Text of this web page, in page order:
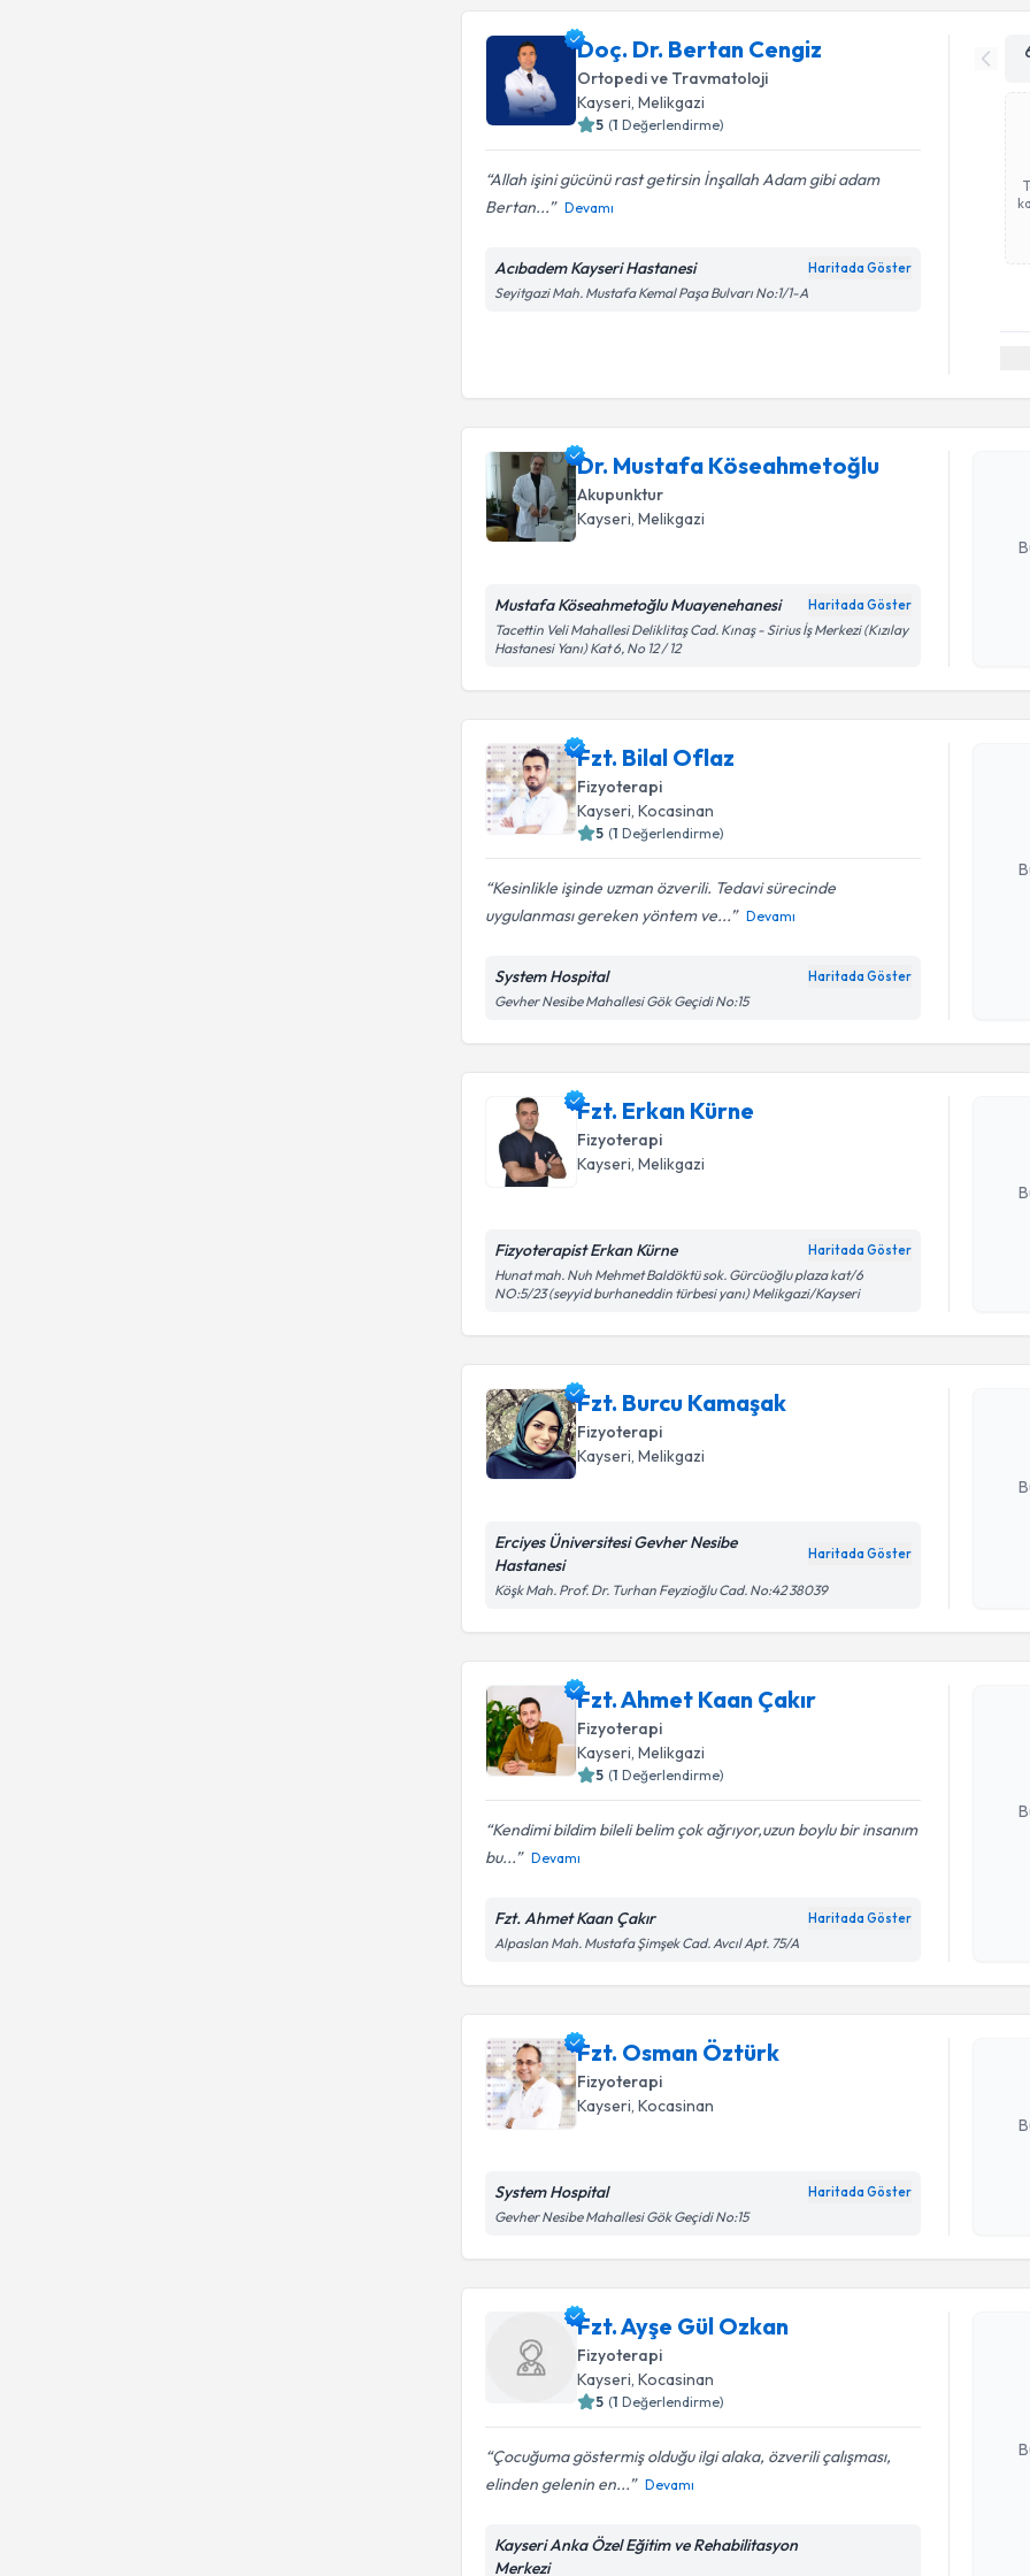
Doç. Dr. Bertan Cengiz
Ortopedi ve Travmatoloji
Kayseri, Melikgazi
5 (1 Değerlendirme)
Allah işini gücünü rast getirsin İnşallah Adam gibi adam
Bertan...
Devamı
Acıbadem Kayseri Hastanesi Haritada Göster
Seyitgazi Mah. Mustafa Kemal Paşa Bulvarı No:1/1-A
Dr. Mustafa Köseahmetoğlu
Akupunktur
Kayseri , Melikgazi
Mustafa Köseahmetoğlu Muayenehanesi Haritada Göster
Tacettin Veli Mahallesi Deliklitaş Cad. Kınaş - Sirius İş Merkezi (Kızılay
Hastanesi Yanı) Kat 6, No 12 / 12
Dr.
oluşturun.
Fzt. Bilal Oflaz
Fizyoterapi
Kayseri , Kocasinan
5 (1 Değerlendirme)
Kesinlikle işinde uzman özverili. Tedavi sürecinde
uygulanması gereken yöntem ve...
Devamı
System Hospital Haritada Göster
Gevher Nesibe Mahallesi Gök Geçidi No:15
Randevu
Fzt. Bilal
Fzt. Erkan Kürne
Fizyoterapi
Kayseri , Melikgazi
Fizyoterapist Erkan Kürne Haritada Göster
Hunat mah. Nuh Mehmet Baldöktü sok. Gürcüoğlu plaza kat/6
NO:5/23 (seyyid burhaneddin türbesi yanı) Melikgazi/Kayseri
Fzt.
uzmandan
Fzt. Burcu Kamaşak
Fizyoterapi
Kayseri , Melikgazi
Erciyes Üniversitesi Gevher Nesibe
Hastanesi
Haritada Göster
Köşk Mah. Prof. Dr. Turhan Feyzioğlu Cad. No:42 38039
Fzt.
bu
Fzt. Ahmet Kaan Çakır
Fizyoterapi
Kayseri , Melikgazi
5 (1 Değerlendirme)
Kendimi bildim bileli belim çok ağrıyor,uzun boylu bir insanım
bu...
Devamı
Fzt. Ahmet Kaan Çakır Haritada Göster
Alpaslan Mah. Mustafa Şimşek Cad. Avcıl Apt. 75/A
Randevu
Fzt.
Fzt. Osman Öztürk
Fizyoterapi
Kayseri , Kocasinan
System Hospital Haritada Göster
Gevher Nesibe Mahallesi Gök Geçidi No:15
Fzt. Ayşe Gül Ozkan
Fizyoterapi
Kayseri , Kocasinan
5 (1 Değerlendirme)
Çocuğuma göstermiş olduğu ilgi alaka, özverili çalışması,
elinden gelenin en...
Devamı
Kayseri Anka Özel Eğitim ve Rehabilitasyon
Merkezi